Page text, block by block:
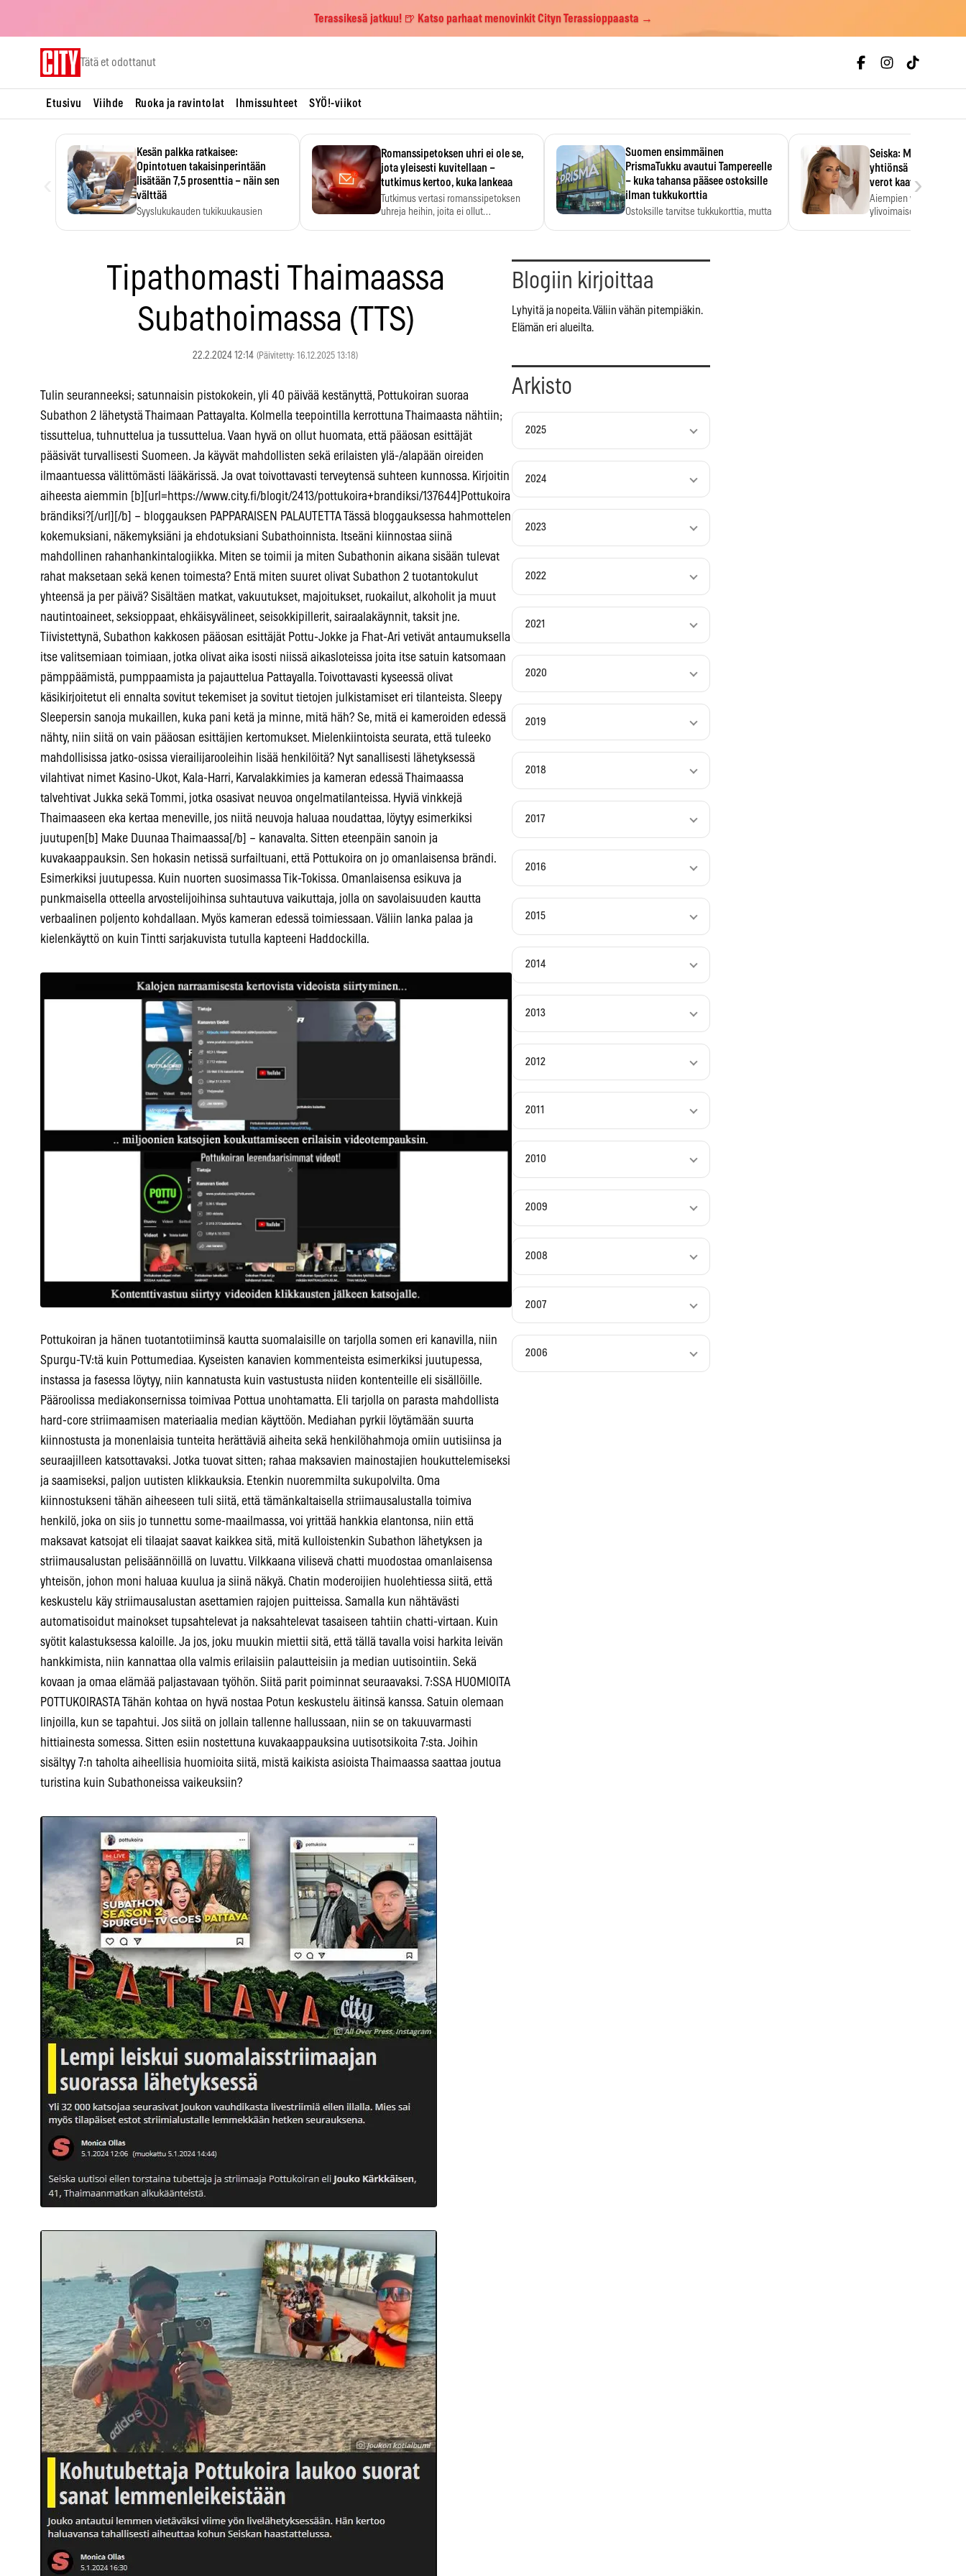
Terassikesä jatkuu! 🍺 Katso parhaat menovinkit Cityn Terassioppaasta →
Tätä et odottanut
Etusivu Viihde Ruoka ja ravintolat Ihmissuhteet SYÖ!-viikot
Kesän palkka ratkaisee:
Opintotuen takaisinperintään
lisätään 7,5 prosenttia – näin sen
välttää
Syyslukukauden tukikuukausien
Romanssipetoksen uhri ei ole se,
jota yleisesti kuvitellaan –
tutkimus kertoo, kuka lankeaa
Tutkimus vertasi romanssipetoksen
uhreja heihin, joita ei ollut…
Suomen ensimmäinen
PrismaTukku avautui Tampereelle
– kuka tahansa pääsee ostoksille
ilman tukkukorttia
Ostoksille tarvitse tukkukorttia, mutta
Seiska: Martina
yhtiönsä konkurssiin
verot kaatoivat
Aiempien vuosien
ylivoimaiseksi esteeksi.
›
Tipathomasti Thaimaassa
Subathoimassa (TTS)
22.2.2024 12:14 (Päivitetty: 16.12.2025 13:18)
Tulin seuranneeksi; satunnaisin pistokokein, yli 40 päivää kestänyttä, Pottukoiran suoraa
Subathon 2 lähetystä Thaimaan Pattayalta. Kolmella teepointilla kerrottuna Thaimaasta nähtiin;
tissuttelua, tuhnuttelua ja tussuttelua. Vaan hyvä on ollut huomata, että pääosan esittäjät
pääsivät turvallisesti Suomeen. Ja käyvät mahdollisten sekä erilaisten ylä-/alapään oireiden
ilmaantuessa välittömästi lääkärissä. Ja ovat toivottavasti terveytensä suhteen kunnossa. Kirjoitin
aiheesta aiemmin [b][url=https://www.city.fi/blogit/2413/pottukoira+brandiksi/137644]Pottukoira
brändiksi?[/url][/b] – bloggauksen PAPPARAISEN PALAUTETTA Tässä bloggauksessa hahmottelen
kokemuksiani, näkemyksiäni ja ehdotuksiani Subathoinnista. Itseäni kiinnostaa siinä
mahdollinen rahanhankintalogiikka. Miten se toimii ja miten Subathonin aikana sisään tulevat
rahat maksetaan sekä kenen toimesta? Entä miten suuret olivat Subathon 2 tuotantokulut
yhteensä ja per päivä? Sisältäen matkat, vakuutukset, majoitukset, ruokailut, alkoholit ja muut
nautintoaineet, seksioppaat, ehkäisyvälineet, seisokkipillerit, sairaalakäynnit, taksit jne.
Tiivistettynä, Subathon kakkosen pääosan esittäjät Pottu-Jokke ja Fhat-Ari vetivät antaumuksella
itse valitsemiaan toimiaan, jotka olivat aika isosti niissä aikasloteissa joita itse satuin katsomaan
pämppäämistä, pumppaamista ja pajauttelua Pattayalla. Toivottavasti kyseessä olivat
käsikirjoitetut eli ennalta sovitut tekemiset ja sovitut tietojen julkistamiset eri tilanteista. Sleepy
Sleepersin sanoja mukaillen, kuka pani ketä ja minne, mitä häh? Se, mitä ei kameroiden edessä
nähty, niin siitä on vain pääosan esittäjien kertomukset. Mielenkiintoista seurata, että tuleeko
mahdollisissa jatko-osissa vierailijarooleihin lisää henkilöitä? Nyt sanallisesti lähetyksessä
vilahtivat nimet Kasino-Ukot, Kala-Harri, Karvalakkimies ja kameran edessä Thaimaassa
talvehtivat Jukka sekä Tommi, jotka osasivat neuvoa ongelmatilanteissa. Hyviä vinkkejä
Thaimaaseen eka kertaa meneville, jos niitä neuvoja haluaa noudattaa, löytyy esimerkiksi
juutupen[b] Make Duunaa Thaimaassa[/b] – kanavalta. Sitten eteenpäin sanoin ja
kuvakaappauksin. Sen hokasin netissä surfailtuani, että Pottukoira on jo omanlaisensa brändi.
Esimerkiksi juutupessa. Kuin nuorten suosimassa Tik-Tokissa. Omanlaisensa esikuva ja
punkmaisella otteella arvostelijoihinsa suhtautuva vaikuttaja, jolla on savolaisuuden kautta
verbaalinen poljento kohdallaan. Myös kameran edessä toimiessaan. Väliin lanka palaa ja
kielenkäyttö on kuin Tintti sarjakuvista tutulla kapteeni Haddockilla.
Pottukoiran ja hänen tuotantotiiminsä kautta suomalaisille on tarjolla somen eri kanavilla, niin
Spurgu-TV:tä kuin Pottumediaa. Kyseisten kanavien kommenteista esimerkiksi juutupessa,
instassa ja fasessa löytyy, niin kannatusta kuin vastustusta niiden kontenteille eli sisällöille.
Pääroolissa mediakonsernissa toimivaa Pottua unohtamatta. Eli tarjolla on parasta mahdollista
hard-core striimaamisen materiaalia median käyttöön. Mediahan pyrkii löytämään suurta
kiinnostusta ja monenlaisia tunteita herättäviä aiheita sekä henkilöhahmoja omiin uutisiinsa ja
seuraajilleen katsottavaksi. Jotka tuovat sitten; rahaa maksavien mainostajien houkuttelemiseksi
ja saamiseksi, paljon uutisten klikkauksia. Etenkin nuoremmilta sukupolvilta. Oma
kiinnostukseni tähän aiheeseen tuli siitä, että tämänkaltaisella striimausalustalla toimiva
henkilö, joka on siis jo tunnettu some-maailmassa, voi yrittää hankkia elantonsa, niin että
maksavat katsojat eli tilaajat saavat kaikkea sitä, mitä kulloistenkin Subathon lähetyksen ja
striimausalustan pelisäännöillä on luvattu. Vilkkaana vilisevä chatti muodostaa omanlaisensa
yhteisön, johon moni haluaa kuulua ja siinä näkyä. Chatin moderoijien huolehtiessa siitä, että
keskustelu käy striimausalustan asettamien rajojen puitteissa. Samalla kun nähtävästi
automatisoidut mainokset tupsahtelevat ja naksahtelevat tasaiseen tahtiin chatti-virtaan. Kuin
syötit kalastuksessa kaloille. Ja jos, joku muukin miettii sitä, että tällä tavalla voisi harkita leivän
hankkimista, niin kannattaa olla valmis erilaisiin palautteisiin ja median uutisointiin. Sekä
kovaan ja omaa elämää paljastavaan työhön. Siitä parit poiminnat seuraavaksi. 7:SSA HUOMIOITA
POTTUKOIRASTA Tähän kohtaa on hyvä nostaa Potun keskustelu äitinsä kanssa. Satuin olemaan
linjoilla, kun se tapahtui. Jos siitä on jollain tallenne hallussaan, niin se on takuuvarmasti
hittiainesta somessa. Sitten esiin nostettuna kuvakaappauksina uutisotsikoita 7:sta. Joihin
sisältyy 7:n taholta aiheellisia huomioita siitä, mistä kaikista asioista Thaimaassa saattaa joutua
turistina kuin Subathoneissa vaikeuksiin?
Blogiin kirjoittaa
Lyhyitä ja nopeita. Väliin vähän pitempiäkin.
Elämän eri alueilta.
Arkisto
2025
2024
2023
2022
2021
2020
2019
2018
2017
2016
2015
2014
2013
2012
2011
2010
2009
2008
2007
2006